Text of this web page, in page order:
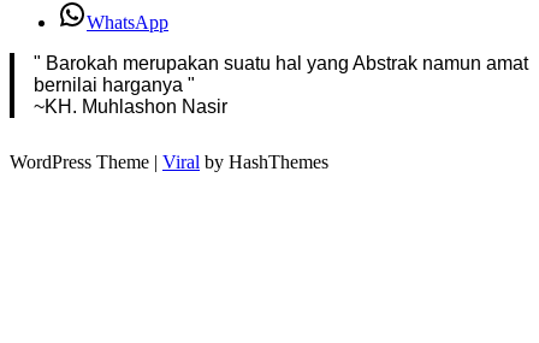
WhatsApp
" Barokah merupakan suatu hal yang Abstrak namun amat
bernilai harganya "
~KH. Muhlashon Nasir
WordPress Theme | Viral by HashThemes